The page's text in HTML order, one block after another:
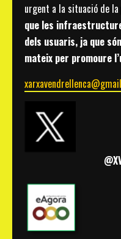
urgent a la situació de
que les
dels usuaris, ja que
mateix per promoure